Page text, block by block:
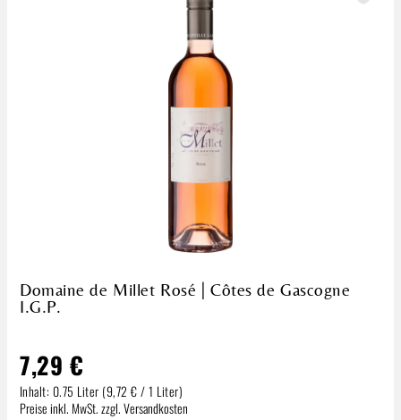
Domaine de Millet Rosé | Côtes de Gascogne
I.G.P.
7,29 €
Inhalt: 0.75 Liter (9,72 € / 1 Liter)
Regulärer Preis:
Preise inkl. MwSt. zzgl. Versandkosten